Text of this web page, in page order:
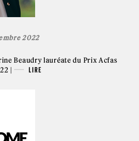
2022
Beaudry lauréate du Prix Acfas
|
LIRE